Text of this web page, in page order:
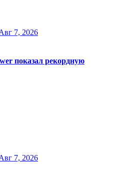
7, 2026
показал рекордную
7, 2026